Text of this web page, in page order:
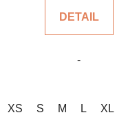
z
DETAIL
-
XS S M L XL